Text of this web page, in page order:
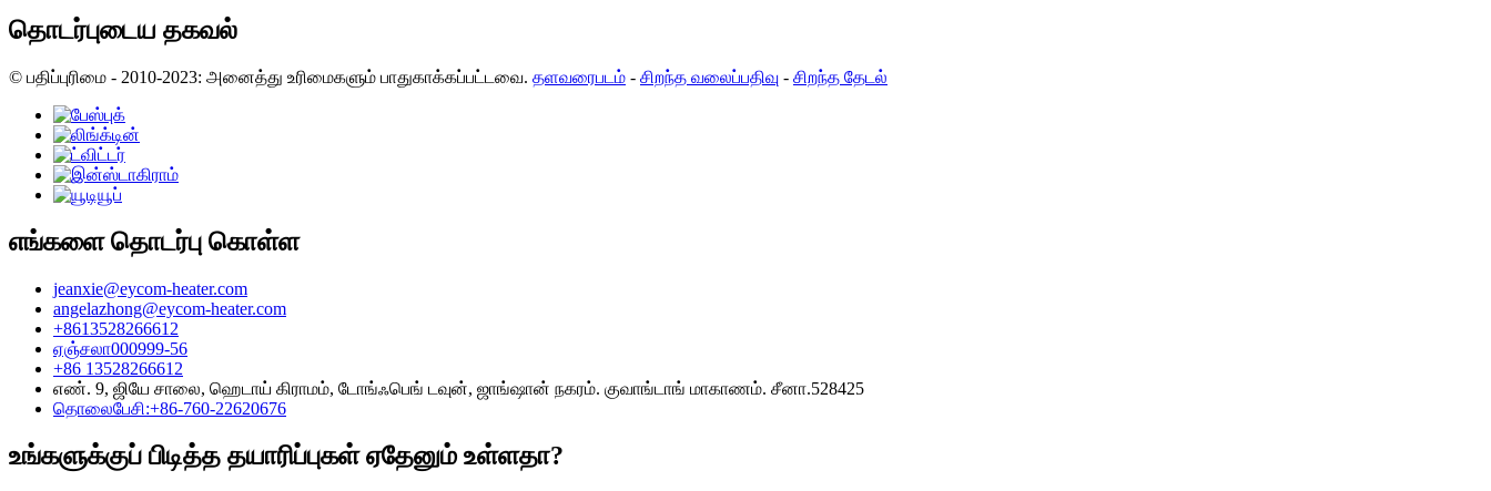
தொடர்புடைய தகவல்
© பதிப்புரிமை - 2010-2023: அனைத்து உரிமைகளும் பாதுகாக்கப்பட்டவை. தளவரைபடம் - சிறந்த வலைப்பதிவு - சிறந்த தேடல்
எங்களை தொடர்பு கொள்ள
jeanxie@eycom-heater.com
angelazhong@eycom-heater.com
+8613528266612
ஏஞ்சலா000999-56
+86 13528266612
எண். 9, ஜியே சாலை, ஹெடாய் கிராமம், டோங்ஃபெங் டவுன், ஜாங்ஷான் நகரம். குவாங்டாங் மாகாணம். சீனா.528425
தொலைபேசி:+86-760-22620676
உங்களுக்குப் பிடித்த தயாரிப்புகள் ஏதேனும் உள்ளதா?